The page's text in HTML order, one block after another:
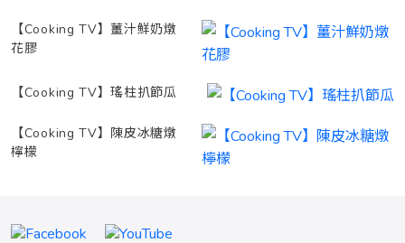
【Cooking TV】薑汁鮮奶燉
花膠
【Cooking TV】瑤柱扒節瓜
【Cooking TV】陳皮冰糖燉
檸檬